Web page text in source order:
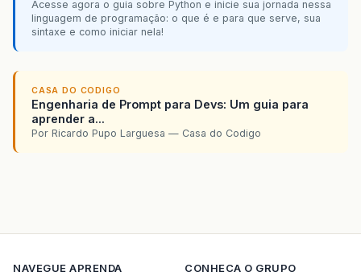
Acesse agora o guia sobre Python e inicie sua jornada nessa
linguagem de programação: o que é e para que serve, sua
sintaxe e como iniciar nela!
CASA DO CODIGO
Engenharia de Prompt para Devs: Um guia para
aprender a...
Por Ricardo Pupo Larguesa — Casa do Codigo
NAVEGUE APRENDA
CONHECA O GRUPO